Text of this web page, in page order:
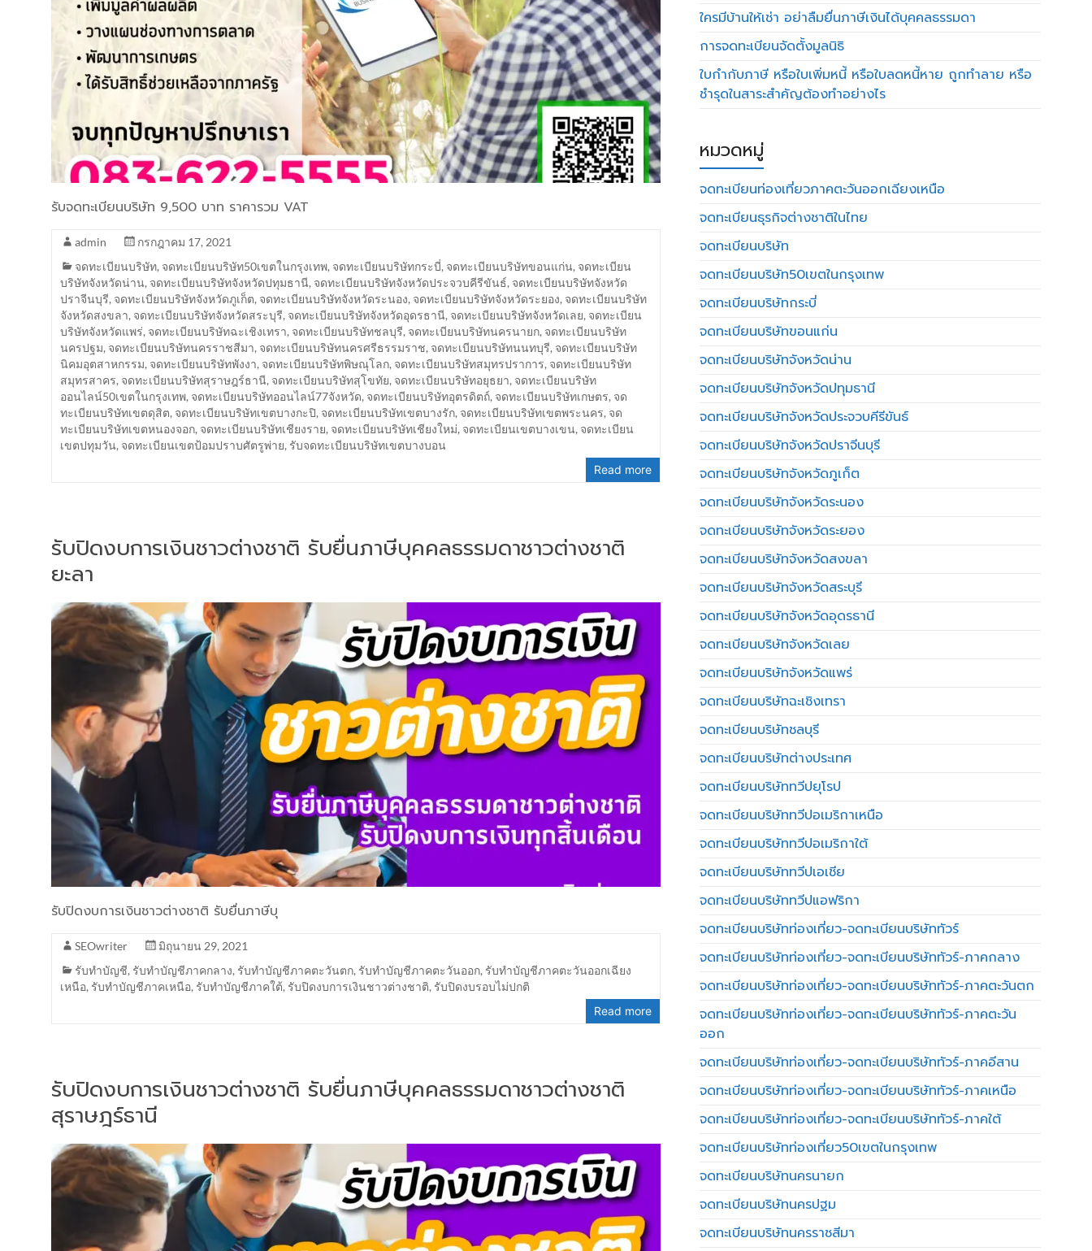
รับจดทะเบียนบริษัท 9,500 บาท ราคารวม VAT
admin
กรกฎาคม 17, 2021
จดทะเบียนบริษัท, จดทะเบียนบริษัท50เขตในกรุงเทพ, จดทะเบียนบริษัทกระบี่, จดทะเบียนบริษัทขอนแก่น, จดทะเบียน
บริษัทจังหวัดน่าน, จดทะเบียนบริษัทจังหวัดปทุมธานี, จดทะเบียนบริษัทจังหวัดประจวบคีรีขันธ์, จดทะเบียนบริษัทจังหวัด
ปราจีนบุรี, จดทะเบียนบริษัทจังหวัดภูเก็ต, จดทะเบียนบริษัทจังหวัดระนอง, จดทะเบียนบริษัทจังหวัดระยอง, จดทะเบียนบริษัท
จังหวัดสงขลา, จดทะเบียนบริษัทจังหวัดสระบุรี, จดทะเบียนบริษัทจังหวัดอุดรธานี, จดทะเบียนบริษัทจังหวัดเลย, จดทะเบียน
บริษัทจังหวัดแพร่, จดทะเบียนบริษัทฉะเชิงเทรา, จดทะเบียนบริษัทชลบุรี, จดทะเบียนบริษัทนครนายก, จดทะเบียนบริษัท
นครปฐม, จดทะเบียนบริษัทนครราชสีมา, จดทะเบียนบริษัทนครศรีธรรมราช, จดทะเบียนบริษัทนนทบุรี, จดทะเบียนบริษัท
นิคมอุตสาหกรรม, จดทะเบียนบริษัทพังงา, จดทะเบียนบริษัทพิษณุโลก, จดทะเบียนบริษัทสมุทรปราการ, จดทะเบียนบริษัท
สมุทรสาคร, จดทะเบียนบริษัทสุราษฎร์ธานี, จดทะเบียนบริษัทสุโขทัย, จดทะเบียนบริษัทอยุธยา, จดทะเบียนบริษัท
ออนไลน์50เขตในกรุงเทพ, จดทะเบียนบริษัทออนไลน์77จังหวัด, จดทะเบียนบริษัทอุตรดิตถ์, จดทะเบียนบริษัทเกษตร, จด
ทะเบียนบริษัทเขตดุสิต, จดทะเบียนบริษัทเขตบางกะปิ, จดทะเบียนบริษัทเขตบางรัก, จดทะเบียนบริษัทเขตพระนคร, จด
ทะเบียนบริษัทเขตหนองจอก, จดทะเบียนบริษัทเชียงราย, จดทะเบียนบริษัทเชียงใหม่, จดทะเบียนเขตบางเขน, จดทะเบียน
เขตปทุมวัน, จดทะเบียนเขตป้อมปราบศัตรูพ่าย, รับจดทะเบียนบริษัทเขตบางบอน
Read more
รับปิดงบการเงินชาวต่างชาติ รับยื่นภาษีบุคคลธรรมดาชาวต่างชาติ
ยะลา
รับปิดงบการเงินชาวต่างชาติ รับยื่นภาษีบุ
SEOwriter
มิถุนายน 29, 2021
รับทำบัญชี, รับทำบัญชีภาคกลาง, รับทำบัญชีภาคตะวันตก, รับทำบัญชีภาคตะวันออก, รับทำบัญชีภาคตะวันออกเฉียง
เหนือ, รับทำบัญชีภาคเหนือ, รับทำบัญชีภาคใต้, รับปิดงบการเงินชาวต่างชาติ, รับปิดงบรอบไม่ปกติ
Read more
รับปิดงบการเงินชาวต่างชาติ รับยื่นภาษีบุคคลธรรมดาชาวต่างชาติ
สุราษฎร์ธานี
ใครมีบ้านให้เช่า อย่าลืมยื่นภาษีเงินได้บุคคลธรรมดา
การจดทะเบียนจัดตั้งมูลนิธิ
ใบกำกับภาษี หรือใบเพิ่มหนี้ หรือใบลดหนี้หาย ถูกทำลาย หรือ
ชำรุดในสาระสำคัญต้องทำอย่างไร
หมวดหมู่
จดทะเบียนท่องเที่ยวภาคตะวันออกเฉียงเหนือ
จดทะเบียนธุรกิจต่างชาติในไทย
จดทะเบียนบริษัท
จดทะเบียนบริษัท50เขตในกรุงเทพ
จดทะเบียนบริษัทกระบี่
จดทะเบียนบริษัทขอนแก่น
จดทะเบียนบริษัทจังหวัดน่าน
จดทะเบียนบริษัทจังหวัดปทุมธานี
จดทะเบียนบริษัทจังหวัดประจวบคีรีขันธ์
จดทะเบียนบริษัทจังหวัดปราจีนบุรี
จดทะเบียนบริษัทจังหวัดภูเก็ต
จดทะเบียนบริษัทจังหวัดระนอง
จดทะเบียนบริษัทจังหวัดระยอง
จดทะเบียนบริษัทจังหวัดสงขลา
จดทะเบียนบริษัทจังหวัดสระบุรี
จดทะเบียนบริษัทจังหวัดอุดรธานี
จดทะเบียนบริษัทจังหวัดเลย
จดทะเบียนบริษัทจังหวัดแพร่
จดทะเบียนบริษัทฉะเชิงเทรา
จดทะเบียนบริษัทชลบุรี
จดทะเบียนบริษัทต่างประเทศ
จดทะเบียนบริษัททวีปยุโรป
จดทะเบียนบริษัททวีปอเมริกาเหนือ
จดทะเบียนบริษัททวีปอเมริกาใต้
จดทะเบียนบริษัททวีปเอเชีย
จดทะเบียนบริษัททวีปแอฟริกา
จดทะเบียนบริษัทท่องเที่ยว-จดทะเบียนบริษัททัวร์
จดทะเบียนบริษัทท่องเที่ยว-จดทะเบียนบริษัททัวร์-ภาคกลาง
จดทะเบียนบริษัทท่องเที่ยว-จดทะเบียนบริษัททัวร์-ภาคตะวันตก
จดทะเบียนบริษัทท่องเที่ยว-จดทะเบียนบริษัททัวร์-ภาคตะวัน
ออก
จดทะเบียนบริษัทท่องเที่ยว-จดทะเบียนบริษัททัวร์-ภาคอีสาน
จดทะเบียนบริษัทท่องเที่ยว-จดทะเบียนบริษัททัวร์-ภาคเหนือ
จดทะเบียนบริษัทท่องเที่ยว-จดทะเบียนบริษัททัวร์-ภาคใต้
จดทะเบียนบริษัทท่องเที่ยว50เขตในกรุงเทพ
จดทะเบียนบริษัทนครนายก
จดทะเบียนบริษัทนครปฐม
จดทะเบียนบริษัทนครราชสีมา